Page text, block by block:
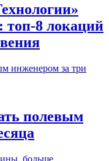
топ-8 локаций
полевым